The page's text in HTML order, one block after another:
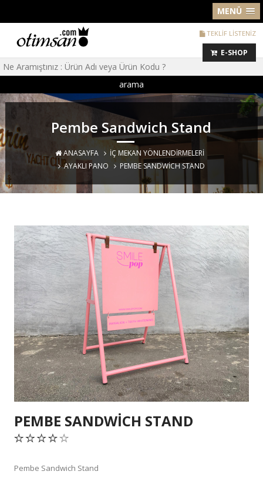
MENÜ
TEKLİF LİSTENİZ
E-SHOP
arama
Pembe Sandwich Stand
ANASAYFA
İÇ MEKAN YÖNLENDIRMELERI
AYAKLI PANO
PEMBE SANDWICH STAND
PEMBE SANDWICH STAND
Pembe Sandwich Stand